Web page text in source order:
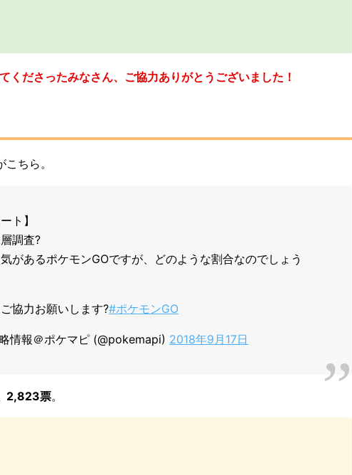
くださったみなさん、ご協力ありがとうございました！
ちら。
ト】
調査?
があるポケモンGOですが、どのような割合なのでしょう
協力お願いします?#ポケモンGO
情報＠ポケマピ (@pokemapi) 2018年9月17日
2,823票。